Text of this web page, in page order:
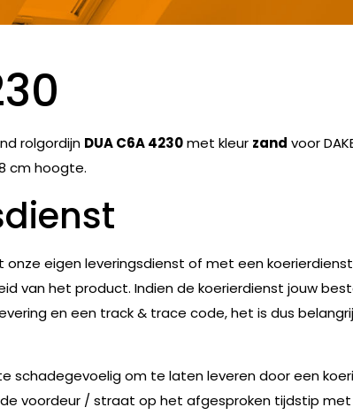
rolgordijn DUA C6A 4230met kleur zand voor
cm hoogte.
onze eigen leveringsdienst of met een
van het product. Indien de koerierdienst jouw
en een track & trace code, het is dus
schadegevoelig om te laten leveren door een
voordeur / straat op het afgesproken tijdstip met